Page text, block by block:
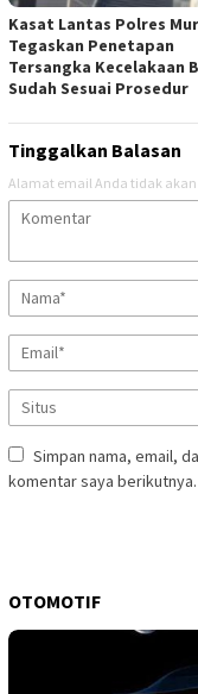
Kasat Lantas Polres
Tegaskan Penetapan
Tersangka Kecelakaan
Sudah Sesuai Prosedur
Tinggalkan Balasan
Alamat email Anda tidak
Simpan nama, email,
komentar saya berikutnya.
OTOMOTIF